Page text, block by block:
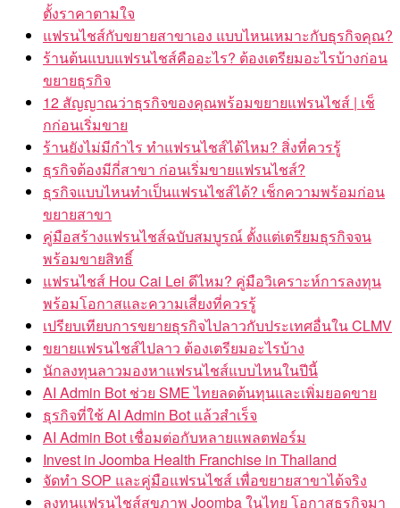
ตั้งราคาตามใจ
แฟรนไชส์กับขยายสาขาเอง แบบไหนเหมาะกับธุรกิจคุณ?
ร้านต้นแบบแฟรนไชส์คืออะไร? ต้องเตรียมอะไรบ้างก่อน
ขยายธุรกิจ
12 สัญญาณว่าธุรกิจของคุณพร้อมขยายแฟรนไชส์ | เช็
กก่อนเริ่มขาย
ร้านยังไม่มีกำไร ทำแฟรนไชส์ได้ไหม? สิ่งที่ควรรู้
ธุรกิจต้องมีกี่สาขา ก่อนเริ่มขายแฟรนไชส์?
ธุรกิจแบบไหนทำเป็นแฟรนไชส์ได้? เช็กความพร้อมก่อน
ขยายสาขา
คู่มือสร้างแฟรนไชส์ฉบับสมบูรณ์ ตั้งแต่เตรียมธุรกิจจน
พร้อมขายสิทธิ์
แฟรนไชส์ Hou Cai Lei ดีไหม? คู่มือวิเคราะห์การลงทุน
พร้อมโอกาสและความเสี่ยงที่ควรรู้
เปรียบเทียบการขยายธุรกิจไปลาวกับประเทศอื่นใน CLMV
ขยายแฟรนไชส์ไปลาว ต้องเตรียมอะไรบ้าง
นักลงทุนลาวมองหาแฟรนไชส์แบบไหนในปีนี้
AI Admin Bot ช่วย SME ไทยลดต้นทุนและเพิ่มยอดขาย
ธุรกิจที่ใช้ AI Admin Bot แล้วสำเร็จ
AI Admin Bot เชื่อมต่อกับหลายแพลตฟอร์ม
Invest in Joomba Health Franchise in Thailand
จัดทำ SOP และคู่มือแฟรนไชส์ เพื่อขยายสาขาได้จริง
ลงทุนแฟรนไชส์สุขภาพ Joomba ในไทย โอกาสธุรกิจมา